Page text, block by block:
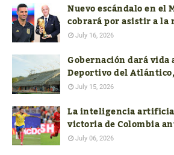
Nuevo escándalo en el
cobrará por asistir a la
los técnicos finalistas
July 16, 2026
Gobernación dará
Deportivo del
Colombia
July 15, 2026
La inteligencia
victoria de Colombia
mundial FIFA 2026
July 06, 2026